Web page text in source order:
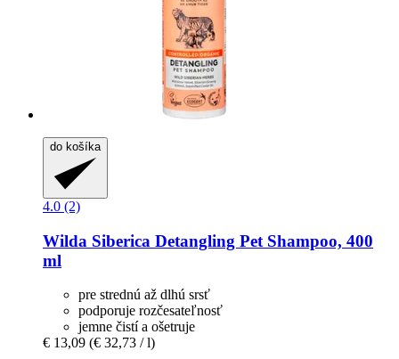
do košíka
4.0 (2)
Wilda Siberica Detangling Pet Shampoo, 400
ml
pre strednú až dlhú srsť
podporuje rozčesateľnosť
jemne čistí a ošetruje
€ 13,09 (€ 32,73 / l)